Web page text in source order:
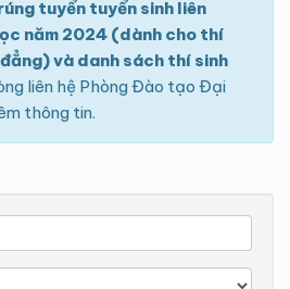
tuyển tuyển sinh liên
năm 2024 (dành cho thí
và danh sách thí sinh
liên hệ Phòng Đào tạo Đại
thông tin.